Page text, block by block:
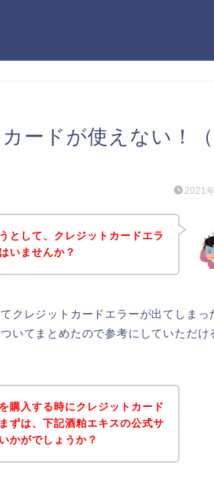
ードが使えない！
2021
として、クレジットカードエラ
いませんか？
クレジットカードエラーが出てしまっ
いてまとめたので参考にしていただけ
購入する時にクレジットカード
ずは、下記酒粕エキスの公式サ
かがでしょうか？